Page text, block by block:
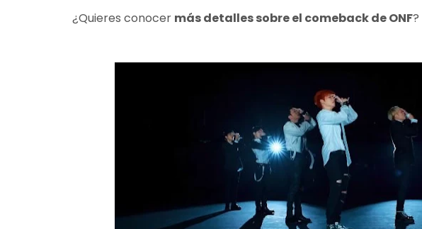
¿Quieres conocer más detalles sobre el comeback de ONF?